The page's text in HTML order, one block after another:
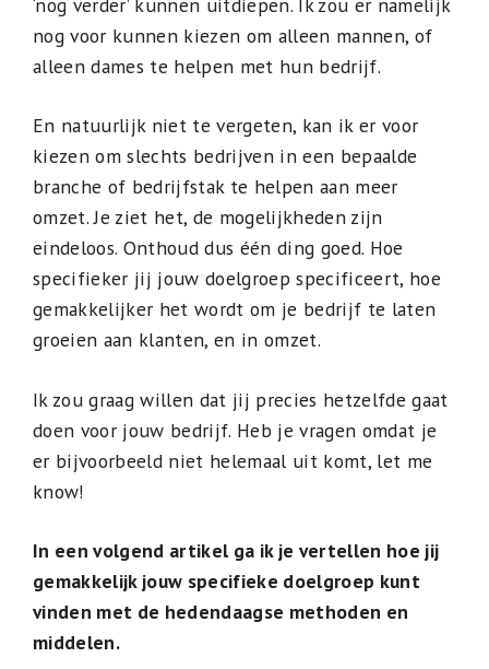
nog voor kunnen kiezen om alleen mannen, of
alleen dames te helpen met hun bedrijf.
En natuurlijk niet te vergeten, kan ik er voor
kiezen om slechts bedrijven in een bepaalde
branche of bedrijfstak te helpen aan meer
omzet. Je ziet het, de mogelijkheden zijn
eindeloos. Onthoud dus één ding goed. Hoe
specifieker jij jouw doelgroep specificeert, hoe
gemakkelijker het wordt om je bedrijf te laten
groeien aan klanten, en in omzet.
Ik zou graag willen dat jij precies hetzelfde gaat
doen voor jouw bedrijf. Heb je vragen omdat je
er bijvoorbeeld niet helemaal uit komt, let me
know!
In een volgend artikel ga ik je vertellen hoe jij
gemakkelijk jouw specifieke doelgroep kunt
vinden met de hedendaagse methoden en
middelen.